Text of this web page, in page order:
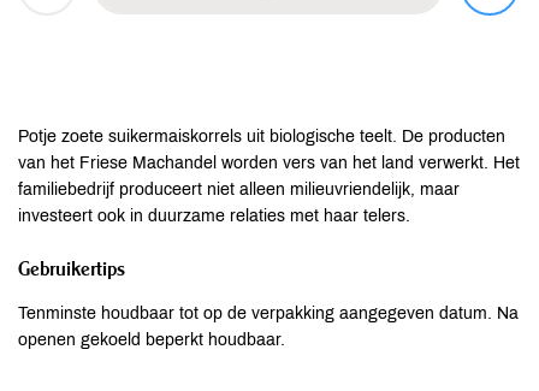
Potje zoete suikermaiskorrels uit biologische teelt. De producten
van het Friese Machandel worden vers van het land verwerkt. Het
familiebedrijf produceert niet alleen milieuvriendelijk, maar
investeert ook in duurzame relaties met haar telers.
Gebruikertips
Tenminste houdbaar tot op de verpakking aangegeven datum. Na
openen gekoeld beperkt houdbaar.